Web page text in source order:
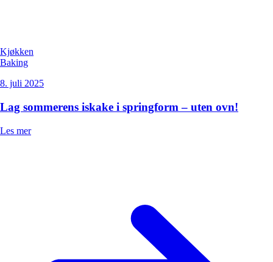
Kjøkken
Baking
8. juli 2025
Lag sommerens iskake i springform – uten ovn!
Les mer